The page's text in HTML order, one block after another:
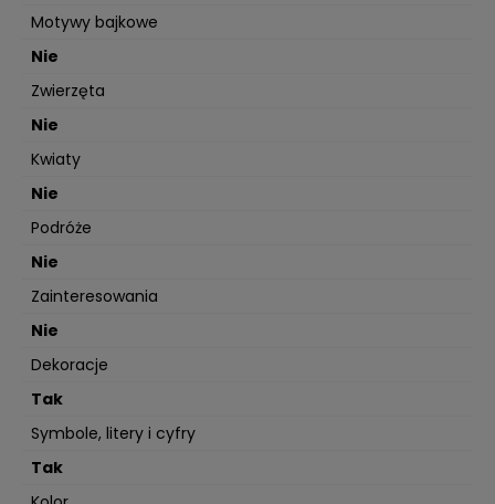
Motywy bajkowe
Nie
Zwierzęta
Nie
Kwiaty
Nie
Podróże
Nie
Zainteresowania
Nie
Dekoracje
Tak
Symbole, litery i cyfry
Tak